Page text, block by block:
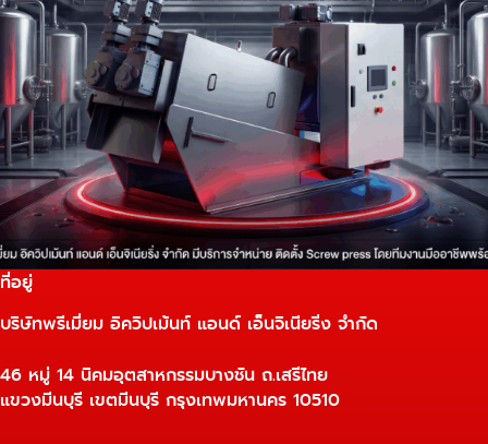
ที่อยู่
บริษัทพรีเมี่ยม อิควิปเม้นท์ แอนด์ เอ็นจิเนียริ่ง จำกัด
46 หมู่ 14 นิคมอุตสาหกรรมบางชัน ถ.เสรีไทย
แขวงมีนบุรี เขตมีนบุรี กรุงเทพมหานคร 10510